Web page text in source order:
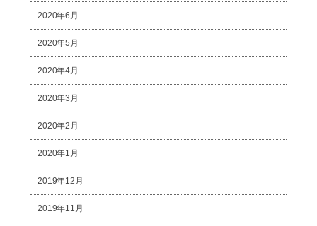
2020年6月
2020年5月
2020年4月
2020年3月
2020年2月
2020年1月
2019年12月
2019年11月